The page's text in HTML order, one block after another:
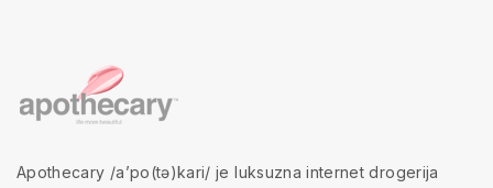
Apothecary /a’po(tə)kari/ je luksuzna internet drogerija